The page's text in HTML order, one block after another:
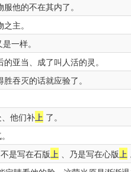
他的不在其内了。
主。
一样。
亚当、成了叫人活的灵。
吞灭的话就应验了。
他们补上 了。
是写在石版上 、乃是写在心版上